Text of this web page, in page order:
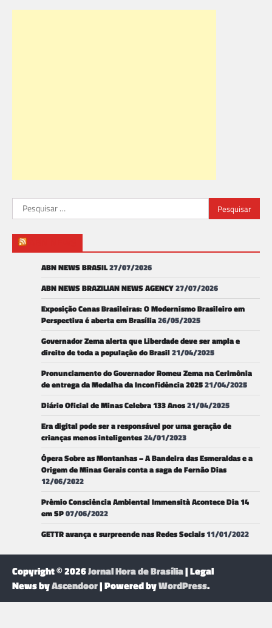
Pesquisar
por:
ABN NEWS BRASIL27/07/2026
ABN NEWS BRAZILIAN NEWS AGENCY27/07/2026
Exposição Cenas Brasileiras: O Modernismo Brasileiro em
Perspectiva é aberta em Brasília26/05/2025
Governador Zema alerta que Liberdade deve ser ampla e
direito de toda a população do Brasil21/04/2025
Pronunciamento do Governador Romeu Zema na Cerimônia
de entrega da Medalha da Inconfidência 202521/04/2025
Diário Oficial de Minas Celebra 133 Anos21/04/2025
Era digital pode ser a responsável por uma geração de
crianças menos inteligentes24/01/2023
Ópera Sobre as Montanhas – A Bandeira das Esmeraldas e a
Origem de Minas Gerais conta a saga de Fernão Dias
12/06/2022
Prêmio Consciência Ambiental Immensità Acontece Dia 14
em SP07/06/2022
GETTR avança e surpreende nas Redes Sociais11/01/2022
Copyright © 2026Jornal Hora de Brasília| Legal
News byAscendoor| Powered byWordPress.